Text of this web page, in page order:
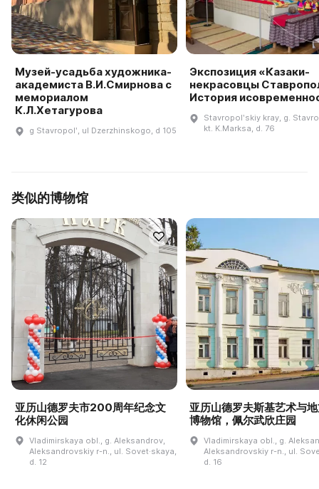
Музей-усадьба художника-
академиста В.И.Смирнова с
мемориалом
К.Л.Хетагурова
g Stavropolʹ, ul Dzerzhinskogo, d 105
Экспозиция «Казаки-
некрасовцы
История
Stavropolʹskiy kray, g.
kt. K.Marksa, d. 76
类似的博物馆
亚历山德罗夫市200周年纪念文
化休闲公园
Vladimirskaya obl., g. Aleksandrov,
Aleksandrovskiy r-n., ul. Sovet·skaya,
d. 12
亚历山德罗夫斯基艺术与
博物馆，佩尔武欣庄园
Vladimirskaya obl., g.
Aleksandrovskiy r-n., ul.
d. 16